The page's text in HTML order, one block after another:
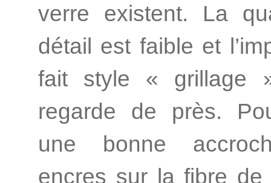
verre existent. La
détail est faible et
fait style « grillage
regarde de près.
une bonne
encres sur la fibre de